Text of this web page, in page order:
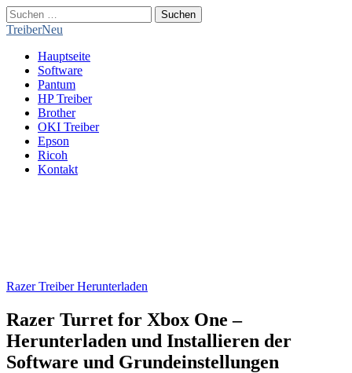
Suchen
nach:
TreiberNeu
Main
menu
Skip
content
Hauptseite
Software
Pantum
HP Treiber
Brother
OKI Treiber
Epson
Ricoh
Kontakt
Razer Treiber Herunterladen
Razer Turret for Xbox One –
Herunterladen und Installieren der
Software und Grundeinstellungen